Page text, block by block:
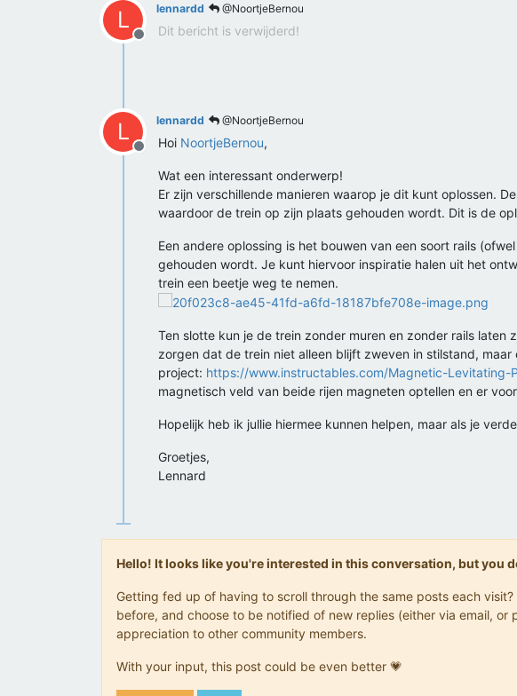
L
Offline
lennardd @NoortjeBernou
Dit bericht is verwijderd!
L
Offline
lennardd @NoortjeBernou
Hoi NoortjeBernou,
Wat een interessant onderwerp!
Er zijn verschillende manieren waarop je dit kunt oplossen.
waardoor de trein op zijn plaats gehouden wordt. Dit is de
Een andere oplossing is het bouwen van een soort rails
gehouden wordt. Je kunt hiervoor inspiratie halen uit het
trein een beetje weg te nemen.
Ten slotte kun je de trein zonder muren en zonder rails
zorgen dat de trein niet alleen blijft zweven in stilstand,
project: https://www.instructables.com/Magnetic-Levitating-
magnetisch veld van beide rijen magneten optellen en er
Hopelijk heb ik jullie hiermee kunnen helpen, maar als je
Groetjes,
Lennard
Hello! It looks like you're interested in this conversation, but you
Getting fed up of having to scroll through the same posts each
before, and choose to be notified of new replies (either via email,
appreciation to other community members.
With your input, this post could be even better 💗